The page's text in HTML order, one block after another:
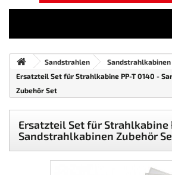
Sandstrahlen
Sandstrahlkabinen
Ersatzteil Set für Strahlkabine PP-T 0140 -
Zubehör Set
Ersatzteil Set für Strahlkabine
Sandstrahlkabinen Zubehör